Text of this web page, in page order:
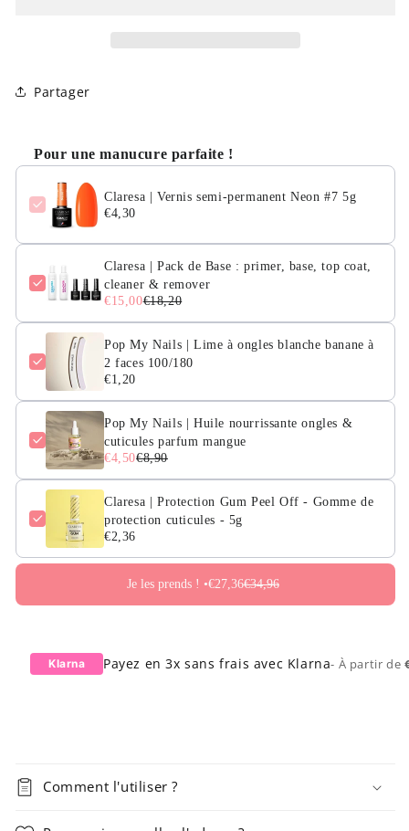
5g
Partager
Pour une manucure parfaite !
Claresa | Vernis semi-permanent Neon #7 5g
€4,30
Claresa | Pack de Base : primer, base, top coat,
cleaner & remover
€15,00€18,20
Pop My Nails | Lime à ongles blanche banane à
2 faces 100/180
€1,20
Pop My Nails | Huile nourrissante ongles &
cuticules parfum mangue
€4,50€8,90
Claresa | Protection Gum Peel Off - Gomme de
protection cuticules - 5g
€2,36
Je les prends ! •€27,36€34,96
Klarna Payez en 3x sans frais avec Klarna- À partir de
Comment l'utiliser ?